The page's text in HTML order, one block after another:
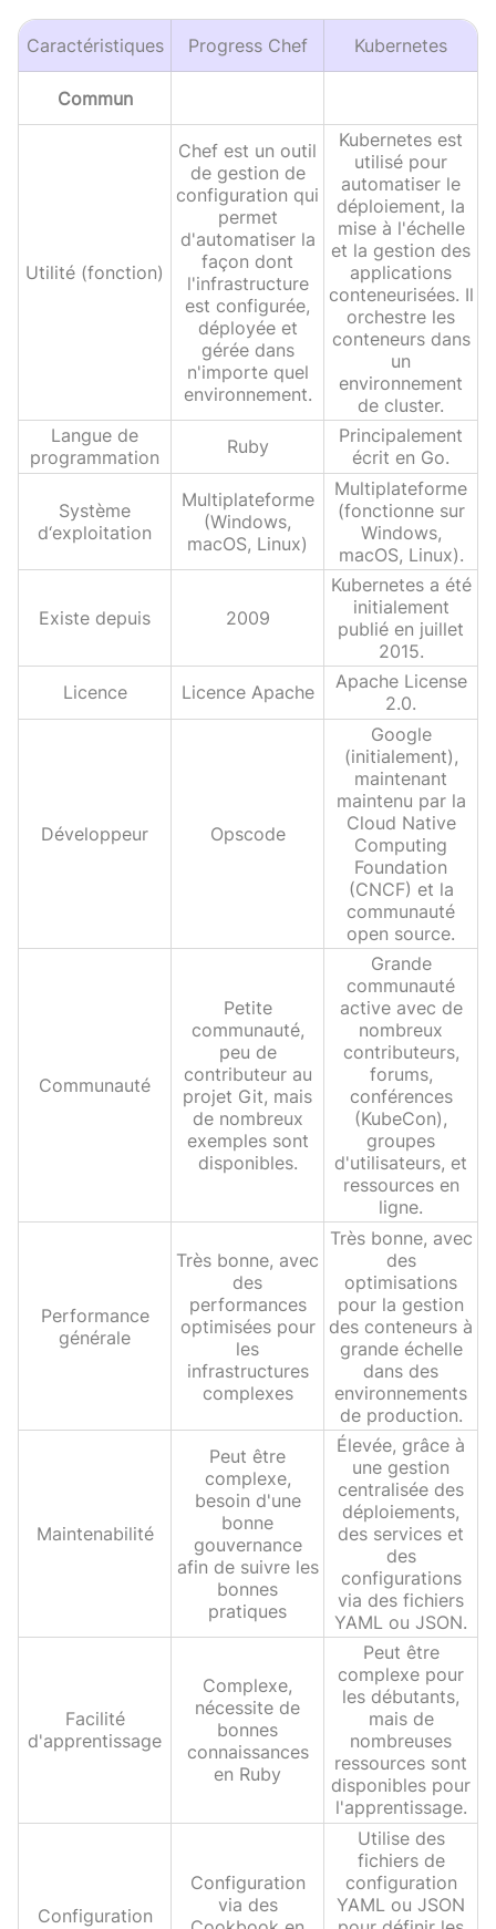
Caractéristiques Progress Chef Kubernetes
Commun
Utilité (fonction)
Chef est un outil
de gestion de
configuration qui
permet
d'automatiser la
façon dont
l'infrastructure
est configurée,
déployée et
gérée dans
n'importe quel
environnement.
Kubernetes est
utilisé pour
automatiser le
déploiement, la
mise à l'échelle
et la gestion des
applications
conteneurisées. Il
orchestre les
conteneurs dans
un
environnement
de cluster.
Langue de
programmation
Ruby
Principalement
écrit en Go.
Système
d‘exploitation
Multiplateforme
(Windows,
macOS, Linux)
Multiplateforme
(fonctionne sur
Windows,
macOS, Linux).
Existe depuis 2009
Kubernetes a été
initialement
publié en juillet
2015.
Licence
Licence Apache
Apache License
2.0.
Développeur Opscode
Google
(initialement),
maintenant
maintenu par la
Cloud Native
Computing
Foundation
(CNCF) et la
communauté
open source.
Communauté
Petite
communauté,
peu de
contributeur au
projet Git, mais
de nombreux
exemples sont
disponibles.
Grande
communauté
active avec de
nombreux
contributeurs,
forums,
conférences
(KubeCon),
groupes
d'utilisateurs, et
ressources en
ligne.
Performance
générale
Très bonne, avec
des
performances
optimisées pour
les
infrastructures
complexes
Très bonne, avec
des
optimisations
pour la gestion
des conteneurs à
grande échelle
dans des
environnements
de production.
Maintenabilité
Peut être
complexe,
besoin d'une
bonne
gouvernance
afin de suivre les
bonnes
pratiques
Élevée, grâce à
une gestion
centralisée des
déploiements,
des services et
des
configurations
via des fichiers
YAML ou JSON.
Facilité
d'apprentissage
Complexe,
nécessite de
bonnes
connaissances
en Ruby
Peut être
complexe pour
les débutants,
mais de
nombreuses
ressources sont
disponibles pour
l'apprentissage.
Configuration
Configuration
via des
Utilise des
fichiers de
configuration
YAML ou JSON